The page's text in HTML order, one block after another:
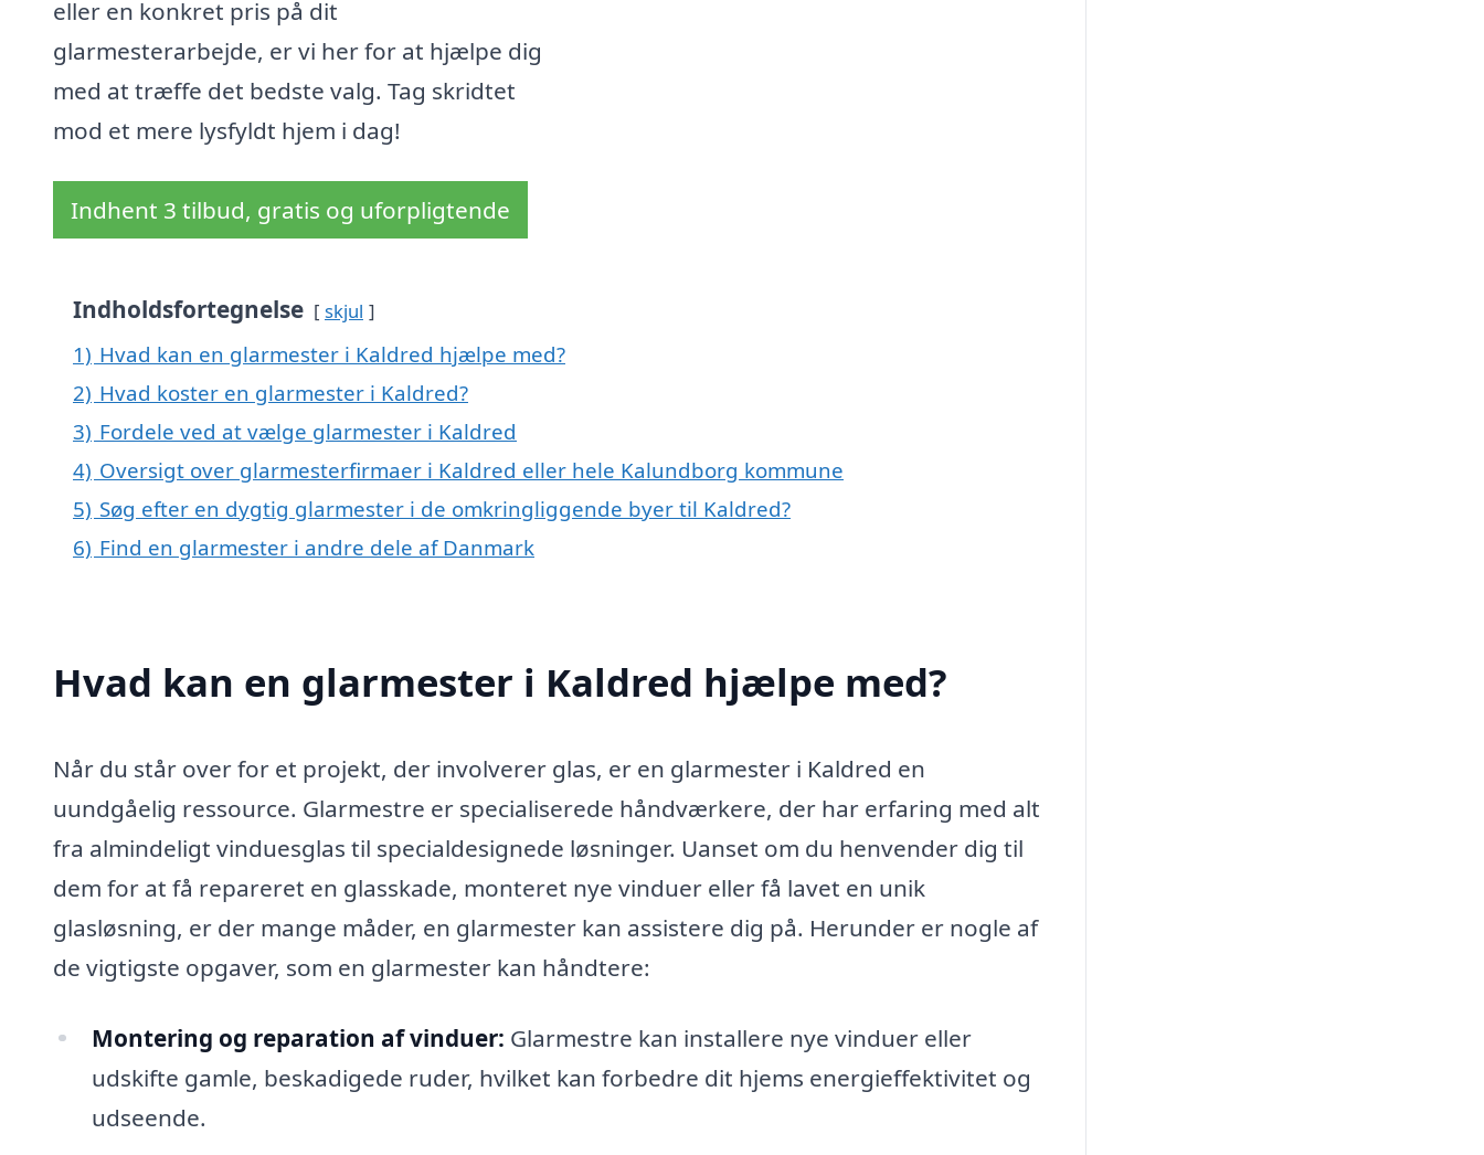
eller en konkret pris på dit
glarmesterarbejde, er vi her for at hjælpe dig
med at træffe det bedste valg. Tag skridtet
mod et mere lysfyldt hjem i dag!
Indhent 3 tilbud, gratis og uforpligtende
Indholdsfortegnelse skjul
1) Hvad kan en glarmester i Kaldred hjælpe med?
2) Hvad koster en glarmester i Kaldred?
3) Fordele ved at vælge glarmester i Kaldred
4) Oversigt over glarmesterfirmaer i Kaldred eller hele Kalundborg kommune
5) Søg efter en dygtig glarmester i de omkringliggende byer til Kaldred?
6) Find en glarmester i andre dele af Danmark
Hvad kan en glarmester i Kaldred hjælpe med?
Når du står over for et projekt, der involverer glas, er en glarmester i Kaldred en
uundgåelig ressource. Glarmestre er specialiserede håndværkere, der har erfaring med alt
fra almindeligt vinduesglas til specialdesignede løsninger. Uanset om du henvender dig til
dem for at få repareret en glasskade, monteret nye vinduer eller få lavet en unik
glasløsning, er der mange måder, en glarmester kan assistere dig på. Herunder er nogle af
de vigtigste opgaver, som en glarmester kan håndtere:
Montering og reparation af vinduer: Glarmestre kan installere nye vinduer eller
udskifte gamle, beskadigede ruder, hvilket kan forbedre dit hjems energieffektivitet og
udseende.